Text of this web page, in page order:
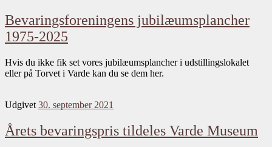
Bevaringsforeningens jubilæumsplancher
1975-2025
Hvis du ikke fik set vores jubilæumsplancher i udstillingslokalet
eller på Torvet i Varde kan du se dem her.
Udgivet 30. september 2021
Årets bevaringspris tildeles Varde Museum